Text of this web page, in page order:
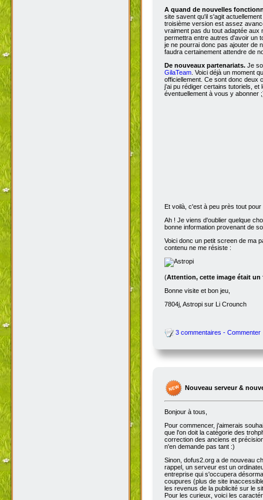
A quand de nouvelles
site savent qu'il s'agit
troisième version est assez
vraiment pas du tout adaptée aux
permettra entre autres d'avoir un
je ne pourrai donc pas ajouter de
faudra certainement attendre de
De nouveaux partenariats. Je
GilaTeam . Voici déjà un moment
officiellement. Ce sont donc deux
j'ai pu rédiger certains tutoriels,
éventuellement à vous y abonner
Et voilà, c'est à peu près tout
Ah ! Je viens d'oublier quelque
bonne information provenant de
Voici donc un petit screen de ma
contenu ne me résiste :
(Attention, cette image était un
Bonne visite et bon jeu,
7804j, Astropi sur Li Crounch
3 commentaires - Commenter
Nouveau serveur &
Bonjour à tous,
Pour commencer, j'aimerais
que l'on doit la catégorie des
correction des anciens et
n'en demande pas tant :)
Sinon, dofus2.org a de nouveau
rappel, un serveur est un
entreprise qui s'occupera
coupures (plus de site
les revenus de la publicité sur le
Pour les curieux, voici les